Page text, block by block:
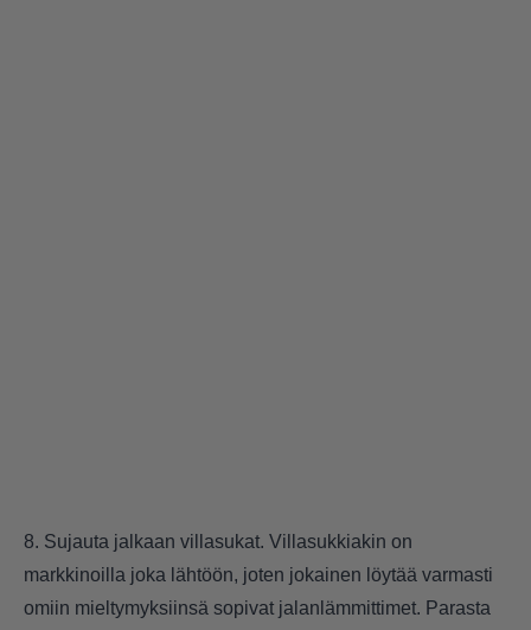
8. Sujauta jalkaan villasukat. Villasukkiakin on
markkinoilla joka lähtöön, joten jokainen löytää varmasti
omiin mieltymyksiinsä sopivat jalanlämmittimet. Parasta